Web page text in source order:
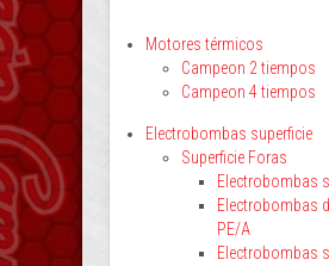
Motores térmicos
Campeon 2 tiempos
Campeon 4 tiempos
Electrobombas superficie
Superficie Foras
Electrobombas
Electrobombas
PE/A
Electrobombas